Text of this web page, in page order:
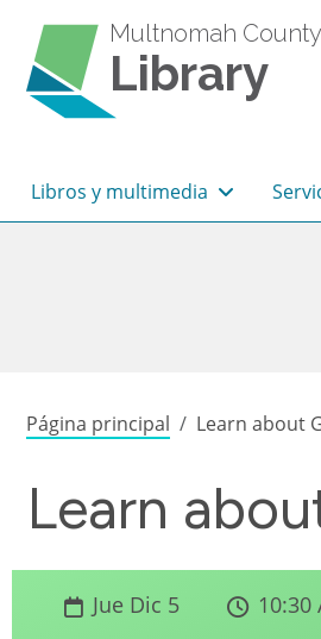
Multnomah County
Library
Navegación
Libros y multimedia
Sobrescribir
Página principal Learn about
Learn
Jue Dic 5 10:30